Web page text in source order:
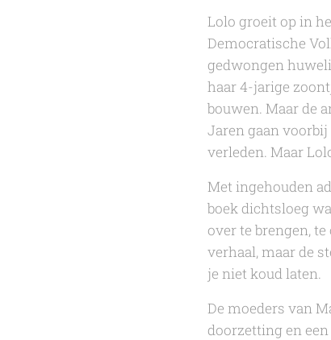
Lolo groeit op in
Democratische
gedwongen
haar 4-jarige
bouwen. Maar de
Jaren gaan
verleden. Maar
Met ingehouden
boek dichtsloeg
over te brengen,
verhaal, maar de
je niet koud laten.
De moeders van
doorzetting en